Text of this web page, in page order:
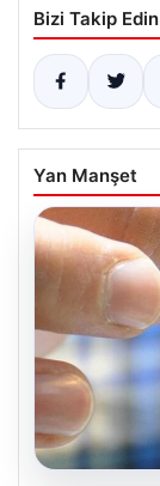
Bizi Takip Edin
Yan Manşet